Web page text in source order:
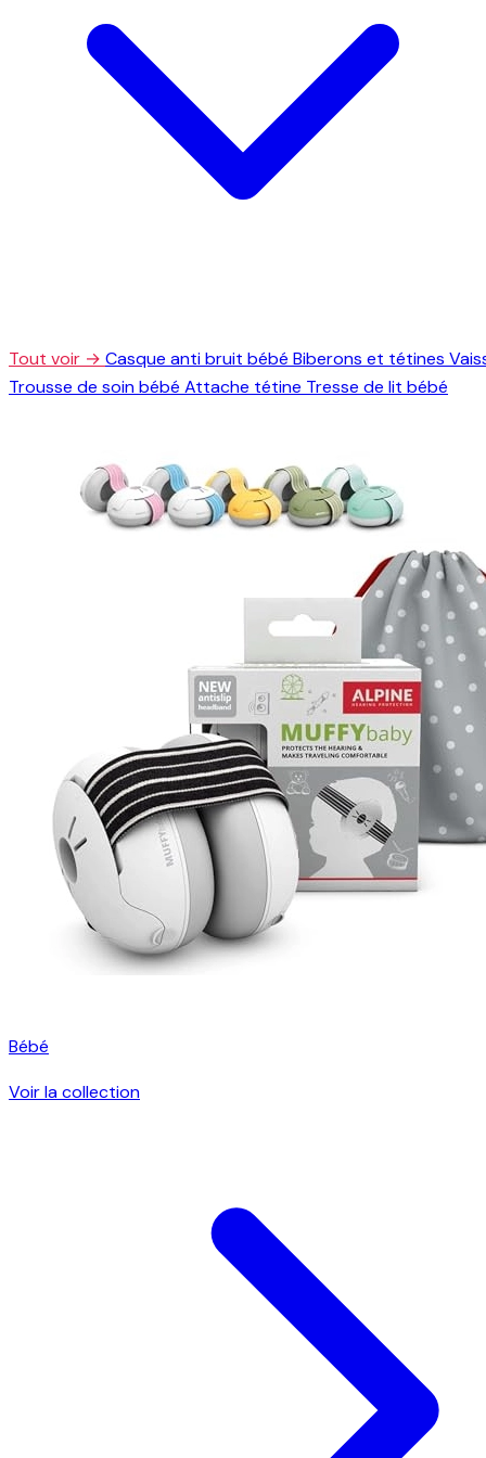
Tout voir → Casque anti bruit bébé Biberons et tétines
Trousse de soin bébé Attache tétine Tresse de lit bébé
Bébé
Voir la collection